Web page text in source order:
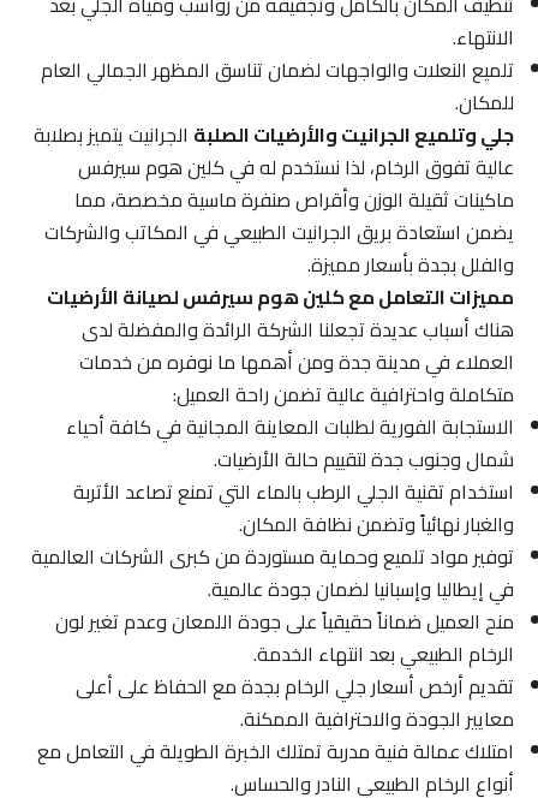
الانتهاء.
تلميع النعلات والواجهات لضمان تناسق المظهر الجمالي العام
للمكان.
جلي وتلميع الجرانيت والأرضيات الصلبةالجرانيت يتميز بصلابة
عالية تفوق الرخام، لذا نستخدم له في كلين هوم سيرفس
ماكينات ثقيلة الوزن وأقراص صنفرة ماسية مخصصة، مما
يضمن استعادة بريق الجرانيت الطبيعي في المكاتب والشركات
والفلل بجدة بأسعار مميزة.
مميزات التعامل مع كلين هوم سيرفس لصيانة الأرضيات
هناك أسباب عديدة تجعلنا الشركة الرائدة والمفضلة لدى
العملاء في مدينة جدة ومن أهمها ما نوفره من خدمات
متكاملة واحترافية عالية تضمن راحة العميل:
الاستجابة الفورية لطلبات المعاينة المجانية في كافة أحياء
شمال وجنوب جدة لتقييم حالة الأرضيات.
استخدام تقنية الجلي الرطب بالماء التي تمنع تصاعد الأتربة
والغبار نهائياً وتضمن نظافة المكان.
توفير مواد تلميع وحماية مستوردة من كبرى الشركات العالمية
في إيطاليا وإسبانيا لضمان جودة عالمية.
منح العميل ضماناً حقيقياً على جودة اللمعان وعدم تغير لون
الرخام الطبيعي بعد انتهاء الخدمة.
تقديم أرخص أسعار جلي الرخام بجدة مع الحفاظ على أعلى
معايير الجودة والاحترافية الممكنة.
امتلاك عمالة فنية مدربة تمتلك الخبرة الطويلة في التعامل مع
أنواع الرخام الطبيعي النادر والحساس.